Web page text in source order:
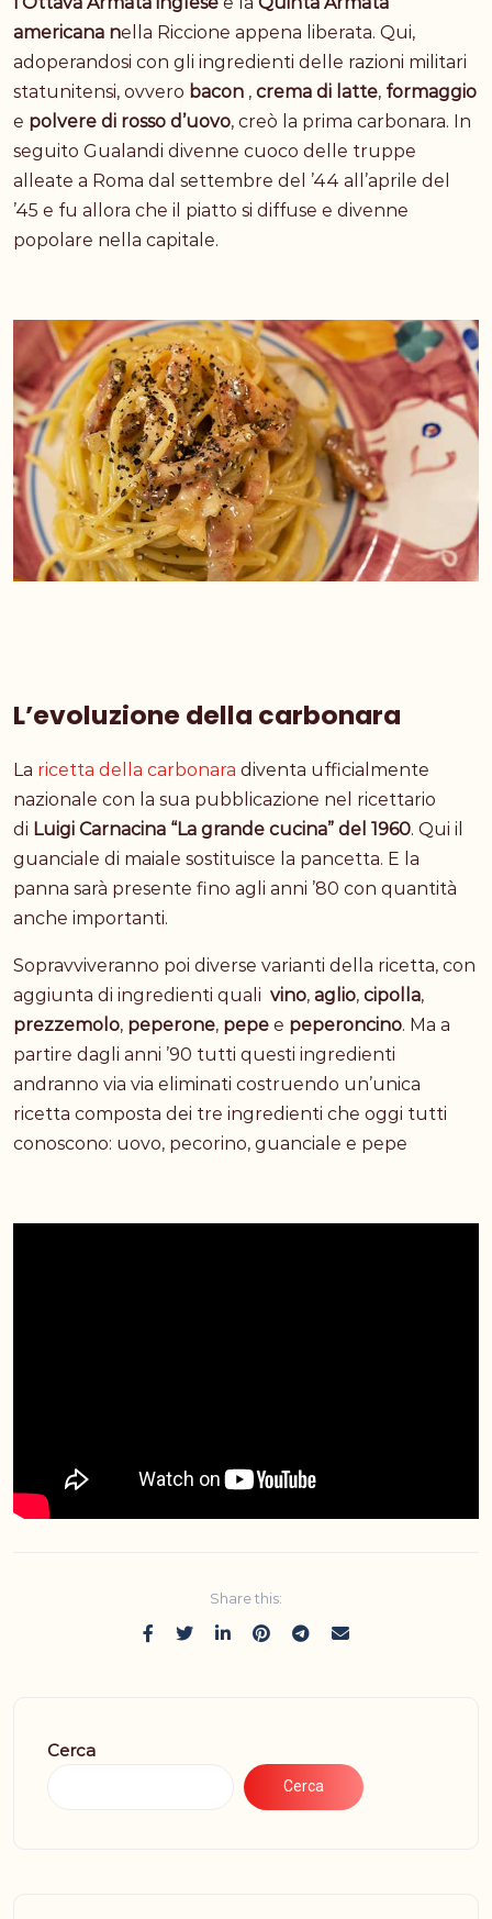
americana nella Riccione appena liberata. Qui,
adoperandosi con gli ingredienti delle razioni militari
statunitensi, ovvero bacon , crema di latte, formaggio
e polvere di rosso d’uovo, creò la prima carbonara. In
seguito Gualandi divenne cuoco delle truppe
alleate a Roma dal settembre del ’44 all’aprile del
’45 e fu allora che il piatto si diffuse e divenne
popolare nella capitale.
L’evoluzione della carbonara
La ricetta della carbonara diventa ufficialmente
nazionale con la sua pubblicazione nel ricettario
di Luigi Carnacina “La grande cucina” del 1960. Qui il
guanciale di maiale sostituisce la pancetta. E la
panna sarà presente fino agli anni ’80 con quantità
anche importanti.
Sopravviveranno poi diverse varianti della ricetta, con
aggiunta di ingredienti quali vino, aglio, cipolla,
prezzemolo, peperone, pepe e peperoncino. Ma a
partire dagli anni ’90 tutti questi ingredienti
andranno via via eliminati costruendo un’unica
ricetta composta dei tre ingredienti che oggi tutti
conoscono: uovo, pecorino, guanciale e pepe
Share this:
Cerca
Cerca